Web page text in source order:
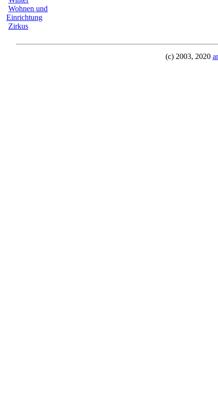
Wohnen und
Einrichtung
Zirkus
(c) 2003, 2020